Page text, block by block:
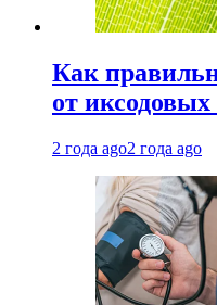
Как
от
2 года ago2 года ago